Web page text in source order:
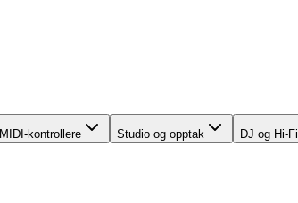
MIDI-kontrollere Studio og opptak DJ og Hi-Fi